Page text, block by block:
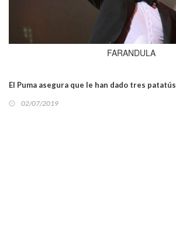
FARANDULA
El Puma asegura que le han dado tres patatús
02/07/2019